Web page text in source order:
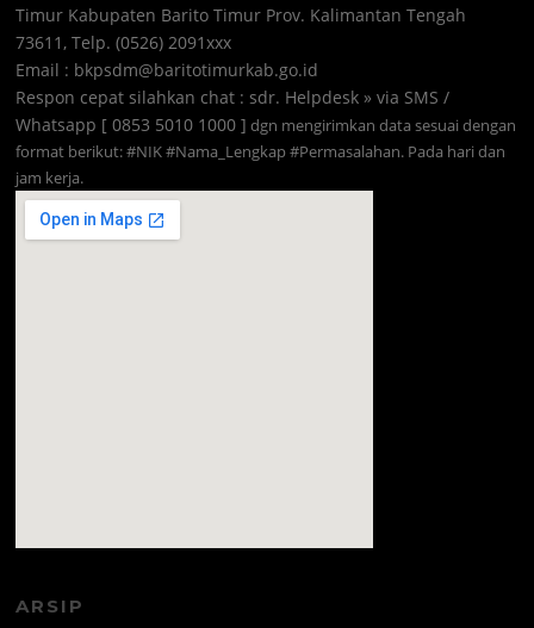
Timur Kabupaten Barito Timur Prov. Kalimantan Tengah
73611, Telp. (0526) 2091xxx
Email : bkpsdm@baritotimurkab.go.id
Respon cepat silahkan chat : sdr. Helpdesk » via SMS /
Whatsapp [ 0853 5010 1000 ] dgn mengirimkan data sesuai dengan
format berikut: #NIK #Nama_Lengkap #Permasalahan. Pada hari dan
jam kerja.
ARSIP